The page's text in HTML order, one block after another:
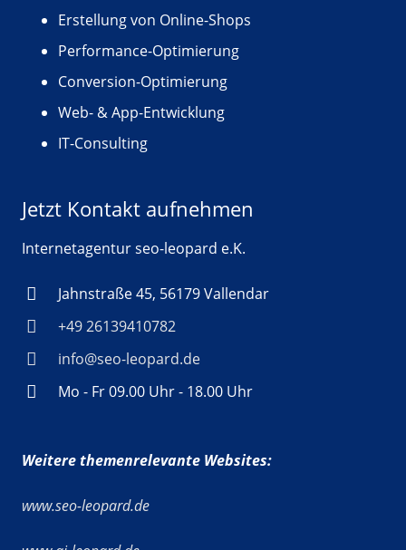
Erstellung von Online-Shops
Performance-Optimierung
Conversion-Optimierung
Web- & App-Entwicklung
IT-Consulting
Jetzt Kontakt aufnehmen
Internetagentur seo-leopard e.K.
Jahnstraße 45, 56179 Vallendar
+49 26139410782
info@seo-leopard.de
Mo - Fr 09.00 Uhr - 18.00 Uhr
Weitere themenrelevante Websites:
www.seo-leopard.de